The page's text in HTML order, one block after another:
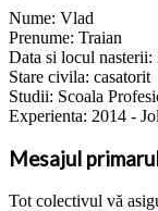
Nume: Vlad
Prenume: Traian
Data si locul nasterii:
Stare civila: casatorit
Studii: Scoala
Experienta: 2014 -
Mesajul
Tot colectivul vă